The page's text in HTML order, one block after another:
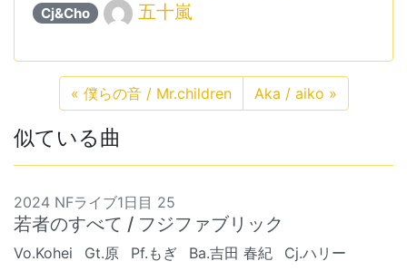
Cj&Cho 五十嵐
« 僕らの音 / Mr.children Aka / aiko »
似ている曲
2024 NFライブ1日目 25
若者のすべて / フジファブリック
Vo.Kohei Gt.原 Pf.もぎ Ba.吉田 春紀 Cj.ハリー